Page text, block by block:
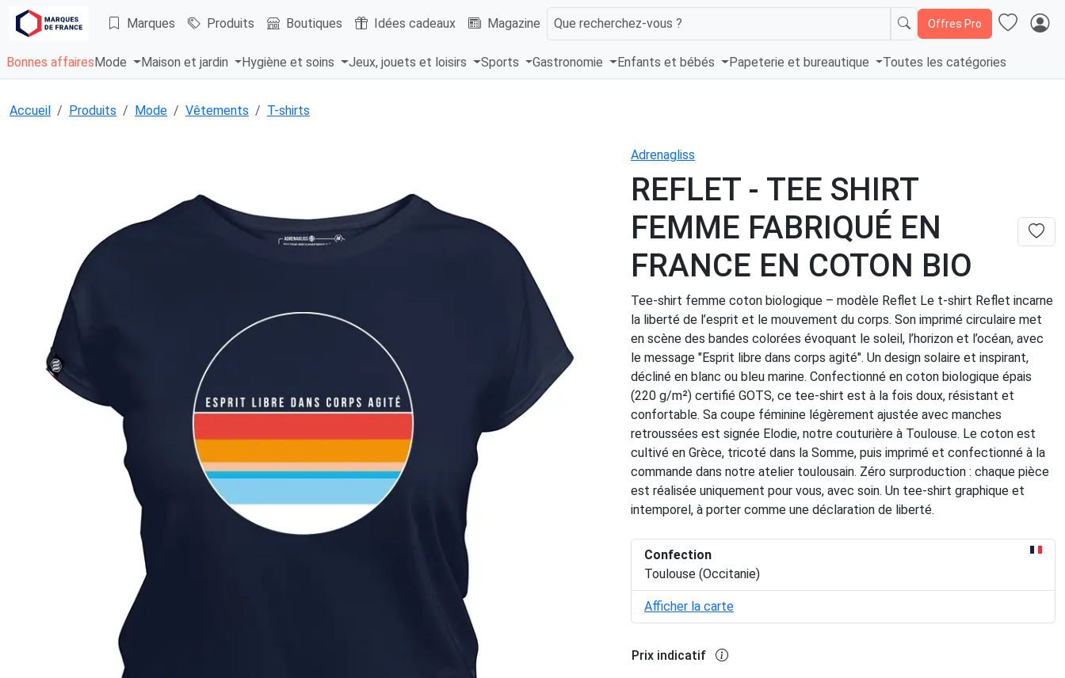
Marques Produits Boutiques Idées cadeaux Magazine Que recherchez-vous ? Offres Pro
Bonnes affaires Mode Maison et jardin Hygiène et soins Jeux, jouets et loisirs Sports Gastronomie Enfants et bébés Papeterie et bureautique Toutes les catégories
Accueil Produits Mode Vêtements T-shirts
Adrenagliss
REFLET - TEE SHIRT
FEMME FABRIQUÉ EN
FRANCE EN COTON BIO
Tee-shirt femme coton biologique – modèle Reflet Le t-shirt Reflet incarne
la liberté de l’esprit et le mouvement du corps. Son imprimé circulaire met
en scène des bandes colorées évoquant le soleil, l’horizon et l’océan, avec
le message "Esprit libre dans corps agité". Un design solaire et inspirant,
décliné en blanc ou bleu marine. Confectionné en coton biologique épais
(220 g/m²) certifié GOTS, ce tee-shirt est à la fois doux, résistant et
confortable. Sa coupe féminine légèrement ajustée avec manches
retroussées est signée Elodie, notre couturière à Toulouse. Le coton est
cultivé en Grèce, tricoté dans la Somme, puis imprimé et confectionné à la
commande dans notre atelier toulousain. Zéro surproduction : chaque pièce
est réalisée uniquement pour vous, avec soin. Un tee-shirt graphique et
intemporel, à porter comme une déclaration de liberté.
Confection
Toulouse (Occitanie)
Afficher la carte
Prix indicatif